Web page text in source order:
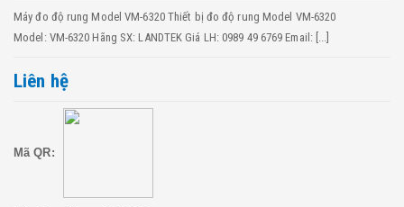
Máy đo độ rung Model VM-6320 Thiết bị đo độ rung Model VM-6320
Model: VM-6320 Hãng SX: LANDTEK Giá LH: 0989 49 6769 Email: [...]
Liên hệ
Mã QR: